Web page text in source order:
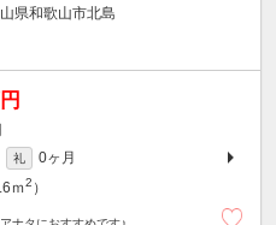
県和歌山市北島
礼
0ヶ月
ｍ2 ）